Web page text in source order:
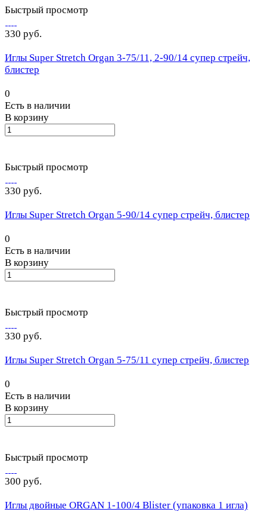
Быстрый просмотр
330 руб.
Иглы Super Stretch Organ 3-75/11, 2-90/14 супер стрейч,
блистер
0
Есть в наличии
В корзину
Быстрый просмотр
330 руб.
Иглы Super Stretch Organ 5-90/14 супер стрейч, блистер
0
Есть в наличии
В корзину
Быстрый просмотр
330 руб.
Иглы Super Stretch Organ 5-75/11 супер стрейч, блистер
0
Есть в наличии
В корзину
Быстрый просмотр
300 руб.
Иглы двойные ORGAN 1-100/4 Blister (упаковка 1 игла)